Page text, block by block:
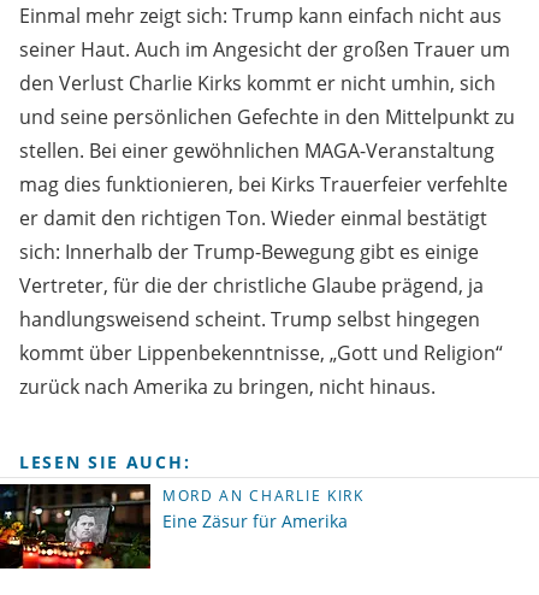
Einmal mehr zeigt sich: Trump kann einfach nicht aus
seiner Haut. Auch im Angesicht der großen Trauer um
den Verlust Charlie Kirks kommt er nicht umhin, sich
und seine persönlichen Gefechte in den Mittelpunkt zu
stellen. Bei einer gewöhnlichen MAGA-Veranstaltung
mag dies funktionieren, bei Kirks Trauerfeier verfehlte
er damit den richtigen Ton. Wieder einmal bestätigt
sich: Innerhalb der Trump-Bewegung gibt es einige
Vertreter, für die der christliche Glaube prägend, ja
handlungsweisend scheint. Trump selbst hingegen
kommt über Lippenbekenntnisse, „Gott und Religion“
zurück nach Amerika zu bringen, nicht hinaus.
LESEN SIE AUCH:
MORD AN CHARLIE KIRK
Eine Zäsur für Amerika